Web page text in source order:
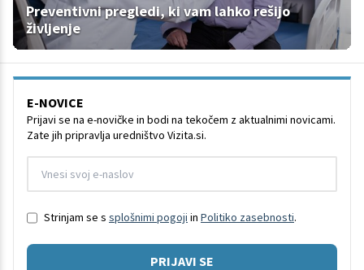
Preventivni pregledi, ki vam lahko rešijo
življenje
E-NOVICE
Prijavi se na e-novičke in bodi na tekočem z aktualnimi novicami.
Zate jih pripravlja uredništvo Vizita.si.
Strinjam se s splošnimi pogoji in Politiko zasebnosti.
PRIJAVI SE